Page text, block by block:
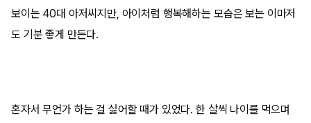
보이는 40대 아저씨지만, 아이처럼 행복해하는 모습은 보는 이마저
도 기분 좋게 만든다.
혼자서 무언가 하는 걸 싫어할 때가 있었다. 한 살씩 나이를 먹으며